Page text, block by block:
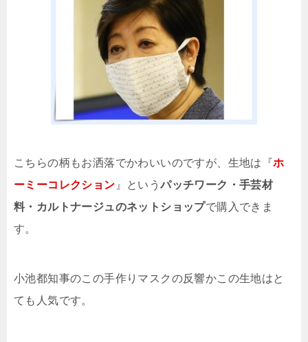
こちらの柄もお洒落でかわいいのですが、生地は『ホ
ーミーコレクション 』というパッチワーク・手芸材
料・カルトナージュのネットショップで購入できま
す。
小池都知事のこの手作りマスクの反響かこの生地はと
ても人気です。